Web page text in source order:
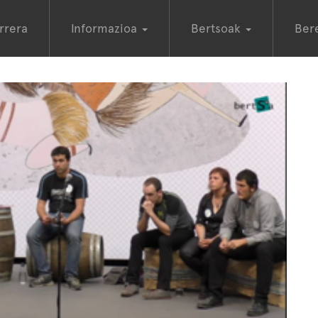
Informazioa Bertsoak